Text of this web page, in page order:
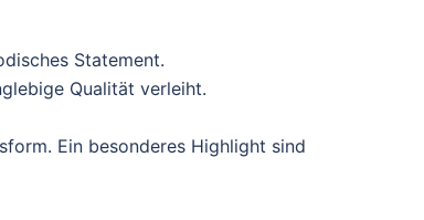
Statement.
Qualität verleiht.
Ein besonderes Highlight sind